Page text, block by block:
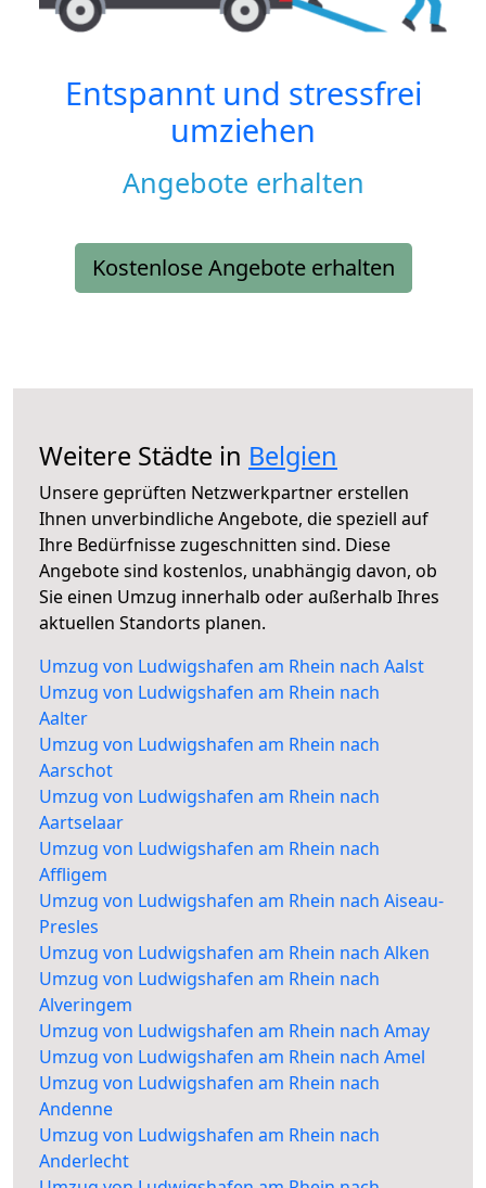
Entspannt und stressfrei
umziehen
Angebote erhalten
Kostenlose Angebote erhalten
Weitere Städte in Belgien
Unsere geprüften Netzwerkpartner erstellen
Ihnen unverbindliche Angebote, die speziell auf
Ihre Bedürfnisse zugeschnitten sind. Diese
Angebote sind kostenlos, unabhängig davon, ob
Sie einen Umzug innerhalb oder außerhalb Ihres
aktuellen Standorts planen.
Umzug von Ludwigshafen am Rhein nach Aalst
Umzug von Ludwigshafen am Rhein nach
Aalter
Umzug von Ludwigshafen am Rhein nach
Aarschot
Umzug von Ludwigshafen am Rhein nach
Aartselaar
Umzug von Ludwigshafen am Rhein nach
Affligem
Umzug von Ludwigshafen am Rhein nach Aiseau-
Presles
Umzug von Ludwigshafen am Rhein nach Alken
Umzug von Ludwigshafen am Rhein nach
Alveringem
Umzug von Ludwigshafen am Rhein nach Amay
Umzug von Ludwigshafen am Rhein nach Amel
Umzug von Ludwigshafen am Rhein nach
Andenne
Umzug von Ludwigshafen am Rhein nach
Anderlecht